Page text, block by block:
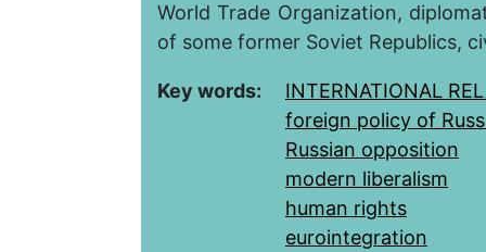
World Trade Organization,
of some former Soviet Republics,
Key words:
INTERNATIONAL
foreign policy of
Russian opposition
modern liberalism
human rights
eurointegration